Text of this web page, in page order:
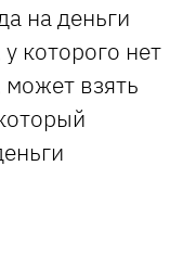
на деньги
которого нет
может взять